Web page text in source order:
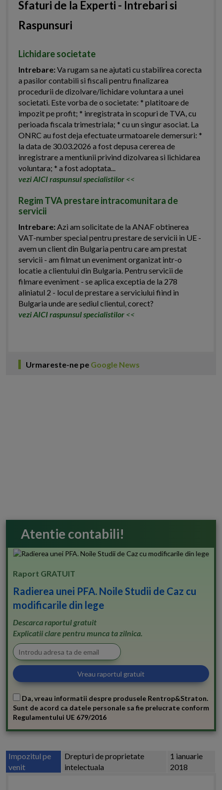
Sfaturi de la Experti - Intrebari si
Raspunsuri
Lichidare societate
Intrebare:Va rugam sa ne ajutati cu stabilirea corecta
a pasilor contabili si fiscali pentru finalizarea
procedurii de dizolvare/lichidare voluntara a unei
societati. Este vorba de o societate: * platitoare de
impozit pe profit; * inregistrata in scopuri de TVA, cu
perioada fiscala trimestriala; * cu un singur asociat. La
ONRC au fost deja efectuate urmatoarele demersuri: *
la data de 30.03.2026 a fost depusa cererea de
inregistrare a mentiunii privind dizolvarea si lichidarea
voluntara; * a fost adoptata...
vezi AICI raspunsul specialistilor <<
Regim TVA prestare intracomunitara de
servicii
Intrebare:Azi am solicitate de la ANAF obtinerea
VAT-number special pentru prestare de servicii in UE -
avem un client din Bulgaria pentru care am prestat
servicii - am filmat un eveniment organizat intr-o
locatie a clientului din Bulgaria. Pentru servicii de
filmare eveniment - se aplica exceptia de la 278
aliniatul 2 - locul de prestare a serviciului fiind in
Bulgaria unde are sediul clientul, corect?
vezi AICI raspunsul specialistilor <<
Urmareste-ne pe Google News
Atentie contabili!
Raport GRATUIT
Radierea unei PFA. Noile Studii de Caz cu
modificarile din lege
Descarca raportul gratuit
Explicatii clare pentru munca ta zilnica.
Da, vreau informatii despre produsele Rentrop&Straton.
Sunt de acord ca datele personale sa fie prelucrate conform
Regulamentului UE 679/2016
Impozitul pe
venit
Drepturi de proprietate
intelectuala
1 ianuarie
2018